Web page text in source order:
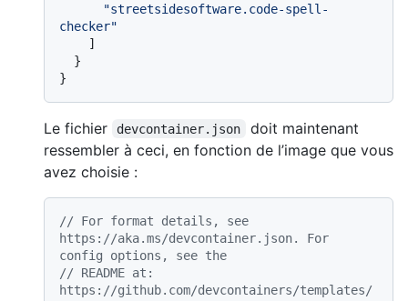
"streetsidesoftware.code-spell-
checker"
]
}
}
Le fichier devcontainer.json
doit maintenant
ressembler à ceci, en fonction de l’image que vous
avez choisie :
// For format details, see
https://aka.ms/devcontainer.json. For
config options, see the
// README at:
https://github.com/devcontainers/templates/